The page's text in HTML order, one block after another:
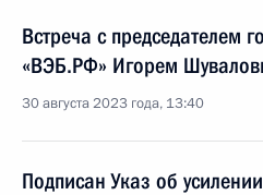
Встреча с председателем
«ВЭБ.РФ» Игорем
30 августа 2023 года, 13:40
Подписан Указ об